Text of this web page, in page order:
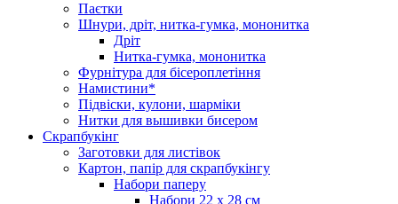
Паєтки
Шнури, дріт, нитка-гумка, мононитка
Дріт
Нитка-гумка, мононитка
Фурнітура для бісероплетіння
Намистини*
Підвіски, кулони, шарміки
Нитки для вышивки бисером
Скрапбукінг
Заготовки для листівок
Картон, папір для скрапбукінгу
Набори паперу
Набори 22 х 28 см